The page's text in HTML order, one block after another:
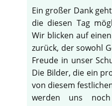
Ein großer Dank
die diesen Tag
Wir blicken auf
zurück, der sowohl
Freude in unser
Die Bilder, die ein
von diesem
werden uns